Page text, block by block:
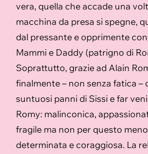
vera, quella che accade una
macchina da presa si spegne,
dal pressante e opprimente
Mammi e Daddy (patrigno di
Soprattutto, grazie ad Alain
finalmente – non senza fatica –
suntuosi panni di Sissi e far
Romy: malinconica,
fragile ma non per questo
determinata e coraggiosa. La